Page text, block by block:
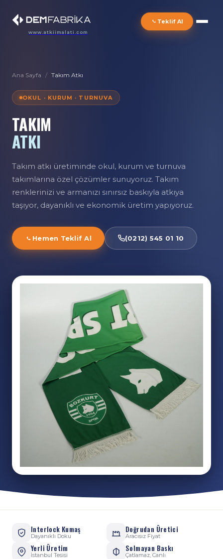
www.atkiimalati.com
Teklif Al
Ana Sayfa / Takım Atkı
OKUL · KURUM · TURNUVA
TAKIM
ATKI
Takım atkı üretiminde okul, kurum ve turnuva
takımlarına özel çözümler sunuyoruz. Takım
renklerinizi ve armanızı sınırsız baskıyla atkıya
taşıyor, dayanıklı ve ekonomik üretim yapıyoruz.
Hemen Teklif Al (0212) 545 01 10
Interlock Kumaş
Dayanıklı Doku
Doğrudan Üretici
Aracısız Fiyat
Yerli Üretim
İstanbul Tesisi
Solmayan Baskı
Çatlamaz, Canlı